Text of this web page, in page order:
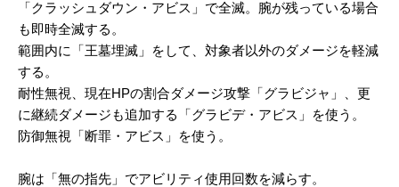
「クラッシュダウン・アビス」で全滅。腕が残っている場合
も即時全滅する。
範囲内に「王墓埋滅」をして、対象者以外のダメージを軽減
する。
耐性無視、現在HPの割合ダメージ攻撃「グラビジャ」、更
に継続ダメージも追加する「グラビデ・アビス」を使う。
防御無視「断罪・アビス」を使う。
腕は「無の指先」でアビリティ使用回数を減らす。